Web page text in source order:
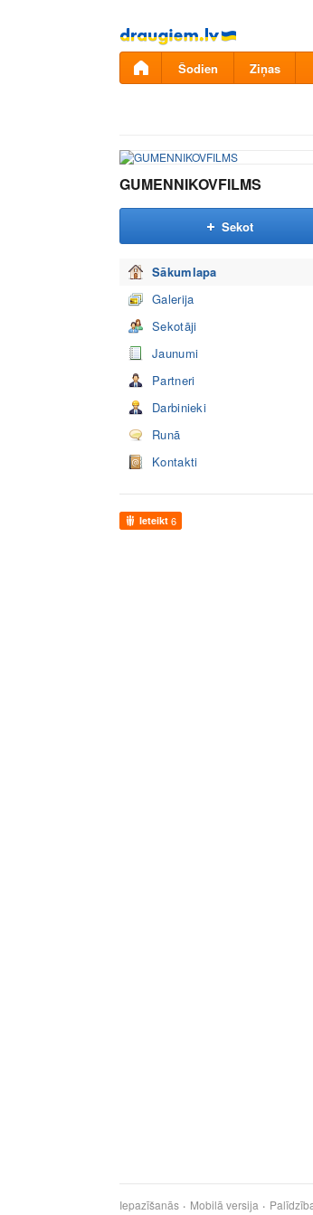
Pāriet
uz
saturu
Šodien Ziņas
GUMENNIKOVFILMS
Sekot
Sākumlapa
Galerija
Sekotāji
Jaunumi
Partneri
Darbinieki
Runā
Kontakti
Ieteikt 6
Iepazīšanās Mobilā versija